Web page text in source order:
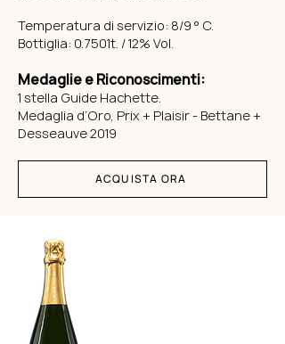
Temperatura di servizio: 8/9 ° C.
Bottiglia: 0.7501t. /12% Vol.
Medaglie e Riconoscimenti:
1 stella Guide Hachette.
Medaglia d’Oro, Prix + Plaisir - Bettane +
Desseauve 2019
ACQUISTA ORA